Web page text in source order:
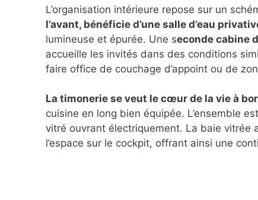
L’organisation intérieure repose sur un
l’avant, bénéficie d’une salle d’eau
lumineuse et épurée. Une seconde cabine
accueille les invités dans des conditions
faire office de couchage d’appoint ou de
La timonerie se veut le cœur de la vie à
cuisine en long bien équipée. L’ensemble
vitré ouvrant électriquement. La baie vitrée
l’espace sur le cockpit, offrant ainsi une